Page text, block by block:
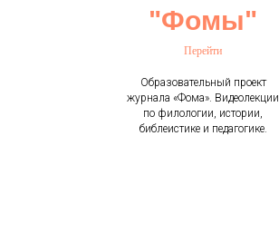
"Фомы"
Перейти
Образовательный проект
журнала «Фома». Видеолекции
по филологии, истории,
библеистике и педагогике.